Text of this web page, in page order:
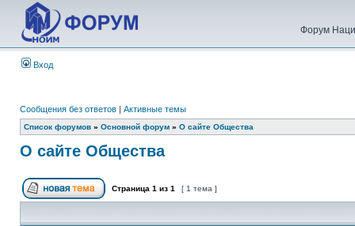
Форум
Вход
Сообщения без ответов | Активные темы
Список форумов » Основной форум » О сайте Общества
О сайте Общества
Страница 1 из 1 [ 1 тема ]